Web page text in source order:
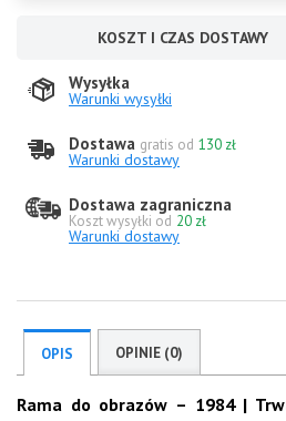
KOSZT I CZAS DOSTAWY
Wysyłka
Warunki wysyłki
Dostawa gratis od 130 zł
Warunki dostawy
Dostawa zagraniczna
Koszt wysyłki od 20 zł
Warunki dostawy
OPIS OPINIE (0)
Rama do obrazów – 1984 |